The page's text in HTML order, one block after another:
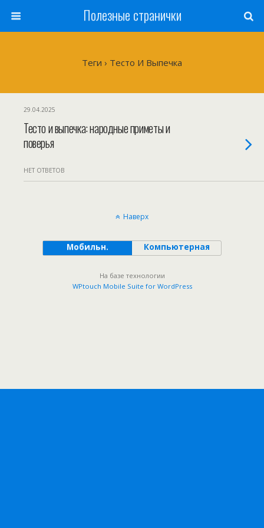
Полезные странички
Теги › Тесто И Выпечка
29.04.2025
Тесто и выпечка: народные приметы и
поверья
НЕТ ОТВЕТОВ
Наверх
Мобильн. Компьютерная
На базе технологии
WPtouch Mobile Suite for WordPress